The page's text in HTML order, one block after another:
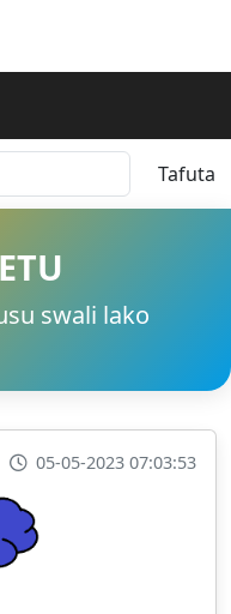
Tafuta
swali lako
05-05-2023 07:03:53